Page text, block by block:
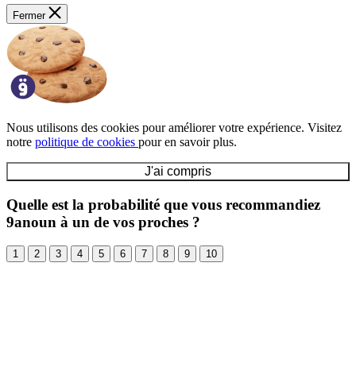
Fermer
Nous utilisons des cookies pour améliorer votre expérience. Visitez
notre politique de cookies pour en savoir plus.
J'ai compris
Quelle est la probabilité que vous recommandiez
9anoun à un de vos proches ?
1 2 3 4 5 6 7 8 9 10